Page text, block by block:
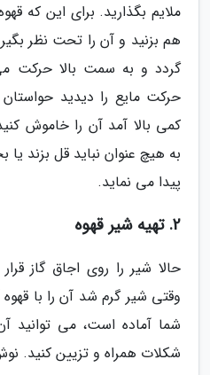
ملایم بگذارید. برای این که
هم بزنید و آن را تحت نظر
گردد و به سمت بالا حرکت
حرکت مایع را دیدید
کمی بالا آمد آن را خاموش
به هیچ عنوان نباید قل بزند
پیدا می نماید.
2. تهیه شیر قهوه
حالا شیر را روی اجاق گاز
وقتی شیر گرم شد آن را با
شما آماده است، می توانید
شکلات همراه و تزیین کنید.